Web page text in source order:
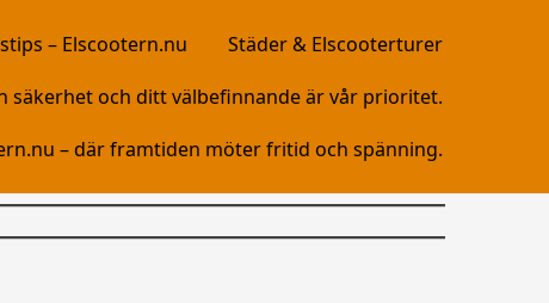
– Elscootern.nu
Städer & Elscooterturer
säkerhet och ditt välbefinnande är vår prioritet.
– där framtiden möter fritid och spänning.